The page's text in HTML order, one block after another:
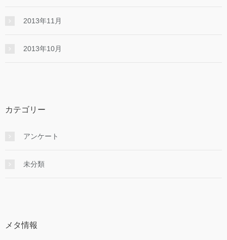
2013年11月
2013年10月
カテゴリー
アンケート
未分類
メタ情報